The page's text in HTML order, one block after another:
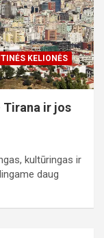
KELIONĖS
Tirana ir jos
kultūringas ir
daug